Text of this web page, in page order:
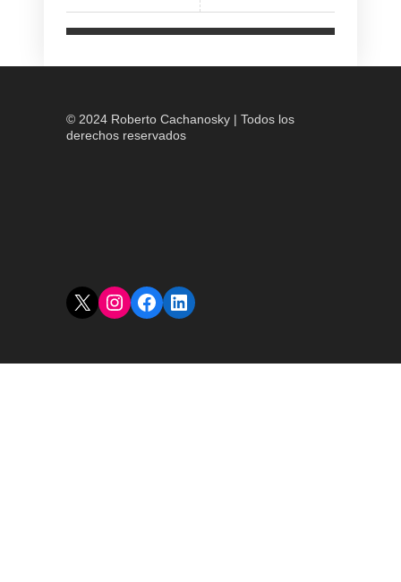
© 2024 Roberto Cachanosky | Todos los
derechos reservados
X Instagram
Facebook
LinkedIn